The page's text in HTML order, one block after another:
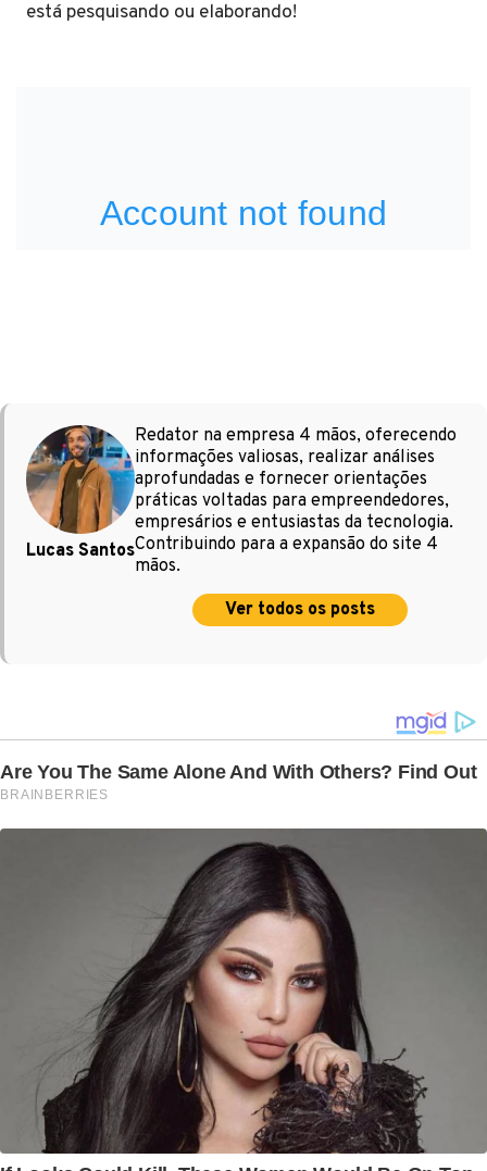
está pesquisando ou elaborando!
Lucas Santos
Redator na empresa 4 mãos, oferecendo
informações valiosas, realizar análises
aprofundadas e fornecer orientações
práticas voltadas para empreendedores,
empresários e entusiastas da tecnologia.
Contribuindo para a expansão do site 4
mãos.
Ver todos os posts